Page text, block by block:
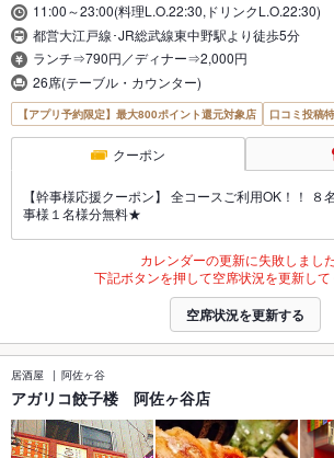
11:00～23:00(料理L.O.22:30,ドリンクL.O.22:30)
都営大江戸線･JR総武線東中野駅より徒歩5分
ランチ⇒790円／ディナー⇒2,000円
26席(テーブル・カウンター)
【アプリ予約限定】最大800ポイント還元対象店 口コミ投稿
クーポン
【幹事様応援クーポン】 全コースご利用OK！！ ８
事様１名様分無料★
カレンダーの更新に失敗しました
下記ボタンを押して空席状況を更新して
空席状況を更新する
居酒屋 阿佐ヶ谷
アガリコ餃子楼 阿佐ヶ谷店